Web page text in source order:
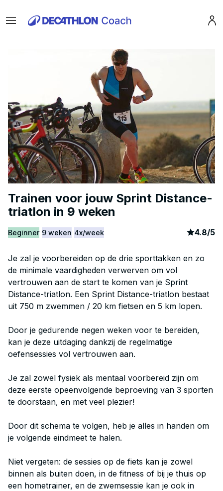
Menu
Trainen voor jouw Sprint Distance-
triatlon in 9 weken
Beginner 9 weken 4x/week article
4.8/5
Je zal je voorbereiden op de drie sporttakken en zo
de minimale vaardigheden verwerven om vol
vertrouwen aan de start te komen van je Sprint
Distance-triatlon. Een Sprint Distance-triatlon bestaat
uit 750 m zwemmen / 20 km fietsen en 5 km lopen.
Door je gedurende negen weken voor te bereiden,
kan je deze uitdaging dankzij de regelmatige
oefensessies vol vertrouwen aan.
Je zal zowel fysiek als mentaal voorbereid zijn om
deze eerste opeenvolgende beproeving van 3 sporten
te doorstaan, en met veel plezier!
Door dit schema te volgen, heb je alles in handen om
je volgende eindmeet te halen.
Niet vergeten: de sessies op de fiets kan je zowel
binnen als buiten doen, in de fitness of bij je thuis op
een hometrainer, en de zwemsessie kan je ook in